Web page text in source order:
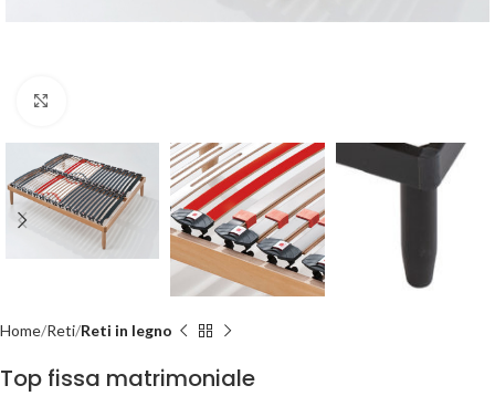
Home Reti Reti in legno
Top fissa matrimoniale